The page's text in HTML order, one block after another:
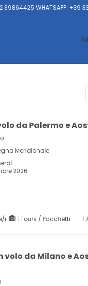
39864425 WHATSAPP: +39
da Palermo e
Meridionale
2026
i 1 Tours / Pacchetti 1
volo da Milano e